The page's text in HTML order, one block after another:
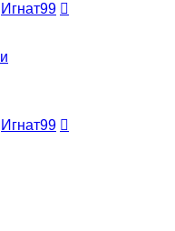
Игнат99
Игнат99